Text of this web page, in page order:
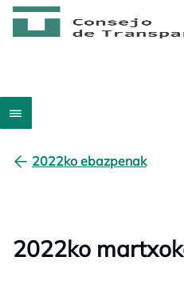
2022ko ebazpenak
2022ko